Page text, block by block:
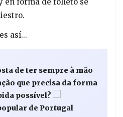
así...
de ter sempre à mão
que precisa da forma
possível?
de Portugal